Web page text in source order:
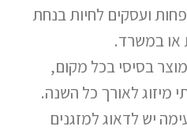
ועסקים לחיות בנחת
או במשרד.
בסיסי בכל מקום,
מיזוג לאורך כל השנה.
יש לדאוג למזגנים